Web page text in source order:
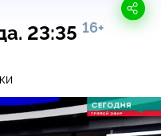
23:35 16+